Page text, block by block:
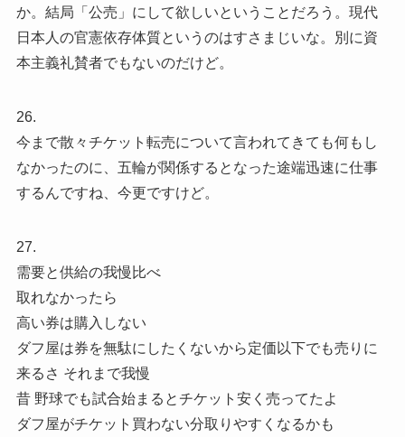
か。結局「公売」にして欲しいということだろう。現代
日本人の官憲依存体質というのはすさまじいな。別に資
本主義礼賛者でもないのだけど。
26.
今まで散々チケット転売について言われてきても何もし
なかったのに、五輪が関係するとなった途端迅速に仕事
するんですね、今更ですけど。
27.
需要と供給の我慢比べ
取れなかったら
高い券は購入しない
ダフ屋は券を無駄にしたくないから定価以下でも売りに
来るさ それまで我慢
昔 野球でも試合始まるとチケット安く売ってたよ
ダフ屋がチケット買わない分取りやすくなるかも